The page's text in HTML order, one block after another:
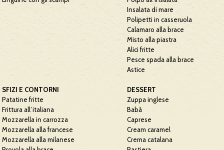
Insalata di mare
Polipetti in casseruola
Calamaro alla brace
Misto alla piastra
Alici fritte
Pesce spada alla brace
Astice
SFIZI E CONTORNI
DESSERT
Patatine fritte
Zuppa inglese
Frittura all’italiana
Babà
Mozzarella in carrozza
Caprese
Mozzarella alla francese
Cream caramel
Mozzarella alla milanese
Crema catalana